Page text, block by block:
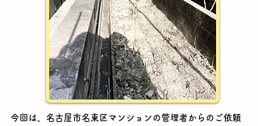
​今回は、名古屋市名東区マンションの管理者からのご依頼